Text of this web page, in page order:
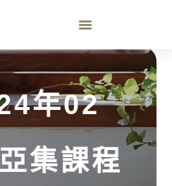
典亞集課程表
年02
集課程